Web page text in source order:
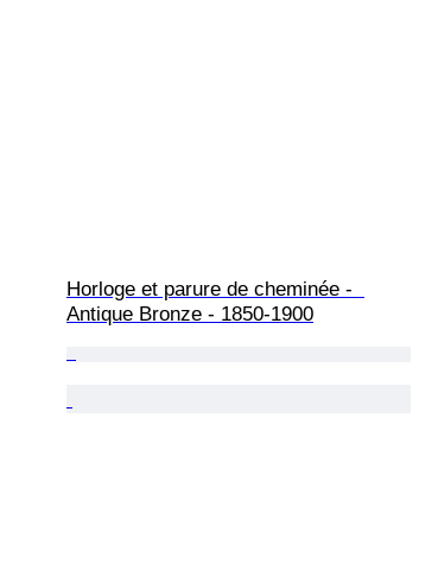
Horloge et parure de cheminée -
Antique Bronze - 1850-1900